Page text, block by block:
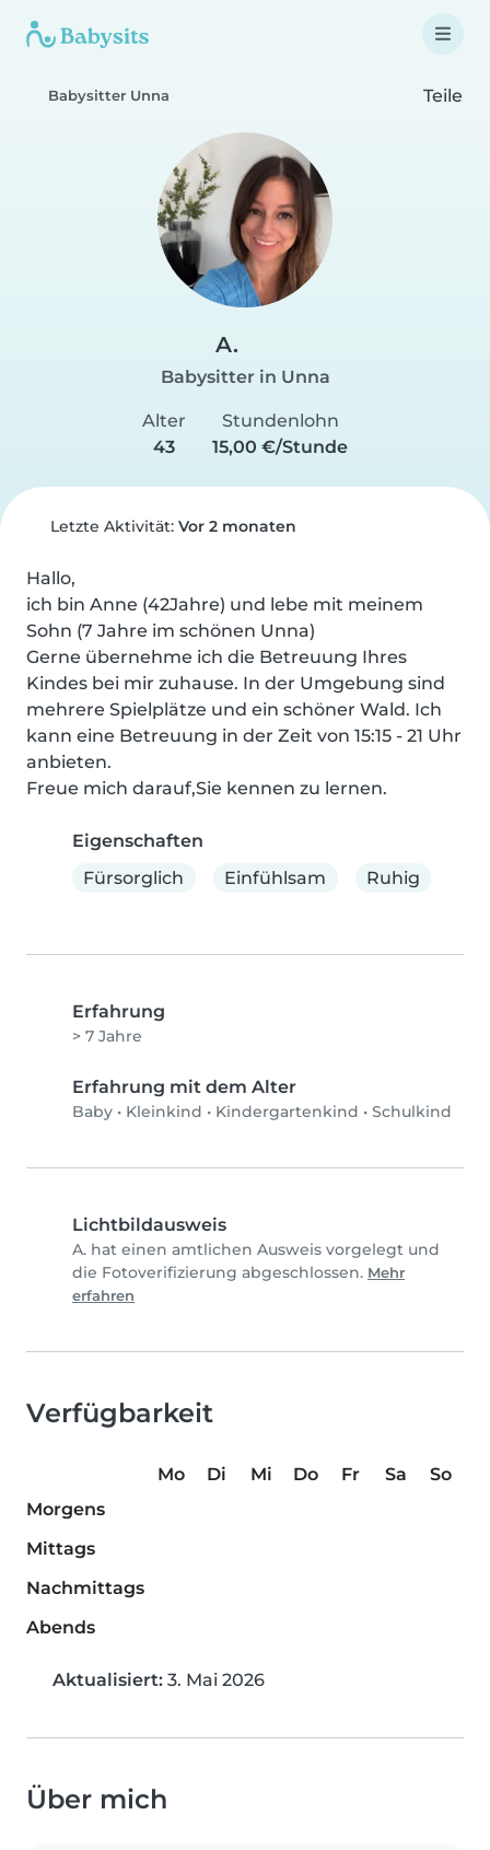
Babysitter Unna Teile
A.
Babysitter in Unna
Alter
43
Stundenlohn
15,00 €/Stunde
Letzte Aktivität: Vor 2 monaten
Hallo,
ich bin Anne (42Jahre) und lebe mit meinem
Sohn (7 Jahre im schönen Unna)
Gerne übernehme ich die Betreuung Ihres
Kindes bei mir zuhause. In der Umgebung sind
mehrere Spielplätze und ein schöner Wald. Ich
kann eine Betreuung in der Zeit von 15:15 - 21 Uhr
anbieten.
Freue mich darauf,Sie kennen zu lernen.
Eigenschaften
Fürsorglich
Einfühlsam Ruhig
Erfahrung
> 7 Jahre
Erfahrung mit dem Alter
Baby • Kleinkind • Kindergartenkind • Schulkind
Lichtbildausweis
A. hat einen amtlichen Ausweis vorgelegt und
die Fotoverifizierung abgeschlossen. Mehr
erfahren
Verfügbarkeit
Mo Di Mi Do Fr Sa
So
Morgens
Mittags
Nachmittags
Abends
Aktualisiert: 3. Mai 2026
Über mich